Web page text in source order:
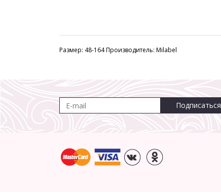
Размер: 48-164 Производитель: Milabel
Подписаться